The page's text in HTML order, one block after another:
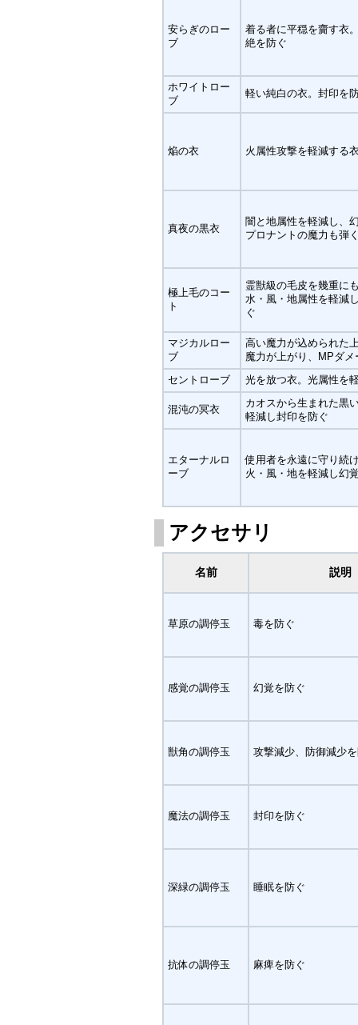
安らぎのロー
ブ
着る者に平穏を齎す衣
絶を防ぐ
ホワイトロー
ブ
軽い純白の衣。封印を
焔の衣 火属性攻撃を軽減する
真夜の黒衣
闇と地属性を軽減し、
プロナントの魔力も弾
極上毛のコー
ト
霊獣級の毛皮を幾重に
水・風・地属性を軽減
ぐ
マジカルロー
ブ
高い魔力が込められた
魔力が上がり、MPダ
セントローブ
光を放つ衣。光属性を
混沌の冥衣
カオスから生まれた黒
軽減し封印を防ぐ
エターナルロ
ーブ
使用者を永遠に守り続
火・風・地を軽減し幻
アクセサリ
名前 説明
草原の調停玉 毒を防ぐ
感覚の調停玉 幻覚を防ぐ
獣角の調停玉 攻撃減少、防御減少
魔法の調停玉 封印を防ぐ
深緑の調停玉 睡眠を防ぐ
抗体の調停玉 麻痺を防ぐ